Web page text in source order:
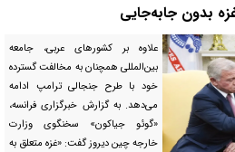
بدون جابه‌جایی
علاوه بر کشور‌های عربی، جامعه
بین‌المللی همچنان به مخالفت گسترده
خود با طرح جنجالی ترامپ ادامه
می‌دهد. به گزارش خبرگزاری فرانسه،
«گوئو جیاکون» سخنگوی وزارت
خارجه چین دیروز گفت: «غزه متعلق به